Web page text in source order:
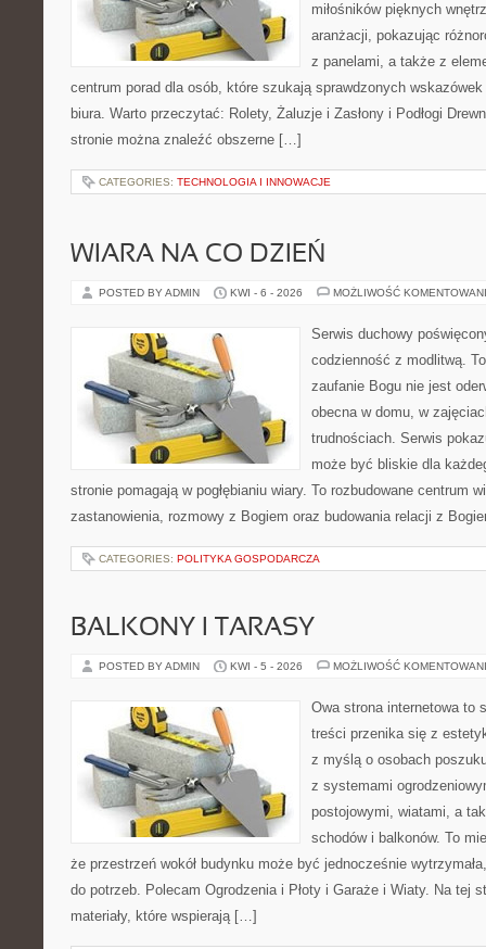
miłośników pięknych
aranżacji, pokazując
z panelami, a także z
centrum porad dla osób, które szukają sprawdzonych
biura. Warto przeczytać: Rolety, Żaluzje i Zasłony i Podłogi
stronie można znaleźć obszerne […]
CATEGORIES: TECHNOLOGIA I INNOWACJE
WIARA NA CO DZIEŃ
POSTED BY ADMIN KWI - 6 - 2026 MOŻLIWOŚĆ
Serwis duchowy
codzienność z modlitwą.
zaufanie Bogu nie jest
obecna w domu, w
trudnościach. Serwis
może być bliskie dla
stronie pomagają w pogłębianiu wiary. To rozbudowane centrum
zastanowienia, rozmowy z Bogiem oraz budowania relacji z
CATEGORIES: POLITYKA GOSPODARCZA
BALKONY I TARASY
POSTED BY ADMIN KWI - 5 - 2026 MOŻLIWOŚĆ
Owa strona internetowa to
treści przenika się z
z myślą o osobach
z systemami
postojowymi, wiatami, a
schodów i balkonów. To
że przestrzeń wokół budynku może być jednocześnie
do potrzeb. Polecam Ogrodzenia i Płoty i Garaże i Wiaty. Na tej
materiały, które wspierają […]